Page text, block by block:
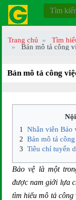
Trang chủ
Tìm
Bản mô tả công
Bản mô tả công
Nhân viên Bảo
Bản mô tả
Tiêu chí tuyển
Bảo vệ là một
được nam giới lựa
tìm hiểu mô tả